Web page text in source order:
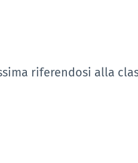
riferendosi alla